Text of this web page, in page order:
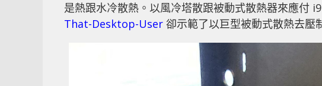
是熱跟水冷散熱。以風冷塔散跟被動式散熱器來應付
That-Desktop-User 卻示範了以巨型被動式散熱去壓